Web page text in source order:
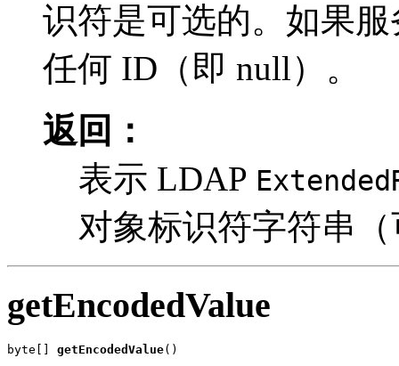
识符是可选的。如果
任何 ID（即 null）。
返回：
表示 LDAP
对象标识符字符串
getEncodedValue
byte[] getEncodedValue()